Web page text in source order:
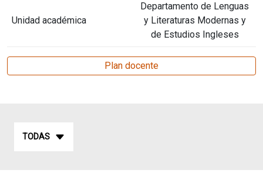
Unidad académica
Departamento de Lenguas
y Literaturas Modernas y
de Estudios Ingleses
Plan docente
TODAS